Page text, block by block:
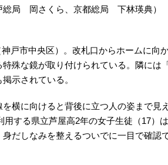
総局 岡さくら、京都総局 下林瑛典）
戸市中央区）。改札口からホームに向
殊な鏡が取り付けられている。隣には
示されている。
横に向けると背後に立つ人の姿まで見
する県立芦屋高2年の女子生徒（17）
だしなみを整えるついでに一目で確認